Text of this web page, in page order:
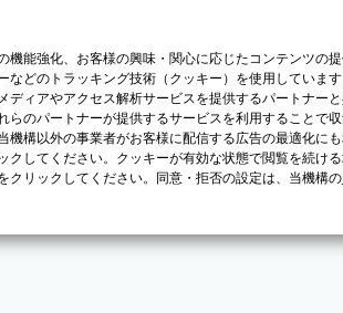
機能強化、お客様の興味・関心に応じたコンテンツの
などのトラッキング技術（クッキー）を使用していま
ディアやアクセス解析サービスを提供するパートナー
らのパートナーが提供するサービスを利用することで
機構以外の事業者がお客様に配信する広告の最適化に
クしてください。クッキーが有効な状態で閲覧を続け
クリックしてください。同意・拒否の設定は、当機構の